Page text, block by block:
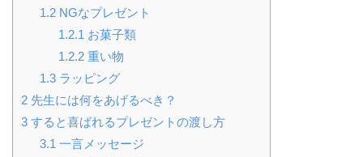
1.2NGなプレゼント
1.2.1 お菓子類
1.2.2重い物
1.3ラッピング
2 先生には何をあげるべき？
3 すると喜ばれるプレゼントの渡し方
3.1 一言メッセージ